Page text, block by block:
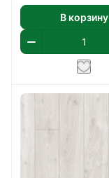
В корзину